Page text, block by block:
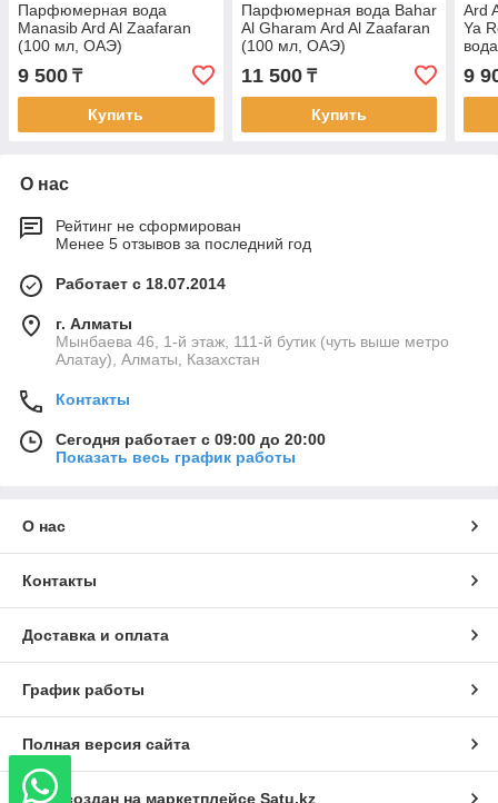
Парфюмерная вода
Manasib Ard Al Zaafaran
(100 мл, ОАЭ)
9 500 ₸
Купить
Парфюмерная вода Bahar
Al Gharam Ard Al Zaafaran
(100 мл, ОАЭ)
11 500₸
Купить
Ard
Ya
9
О нас
Рейтинг не сформирован
Менее 5 отзывов за последний год
Работает с 18.07.2014
г. Алматы
Мынбаева 46, 1-й этаж, 111-й бутик (чуть выше метро
Алатау), Алматы, Казахстан
Контакты
Сегодня работает с 09:00 до 20:00
Показать весь график работы
О нас
Контакты
Доставка и оплата
График работы
Полная версия сайта
Сайт создан на маркетплейсе Satu.kz